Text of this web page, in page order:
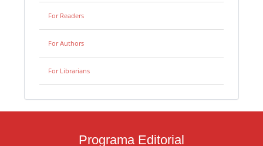
For Readers
For Authors
For Librarians
Programa Editorial